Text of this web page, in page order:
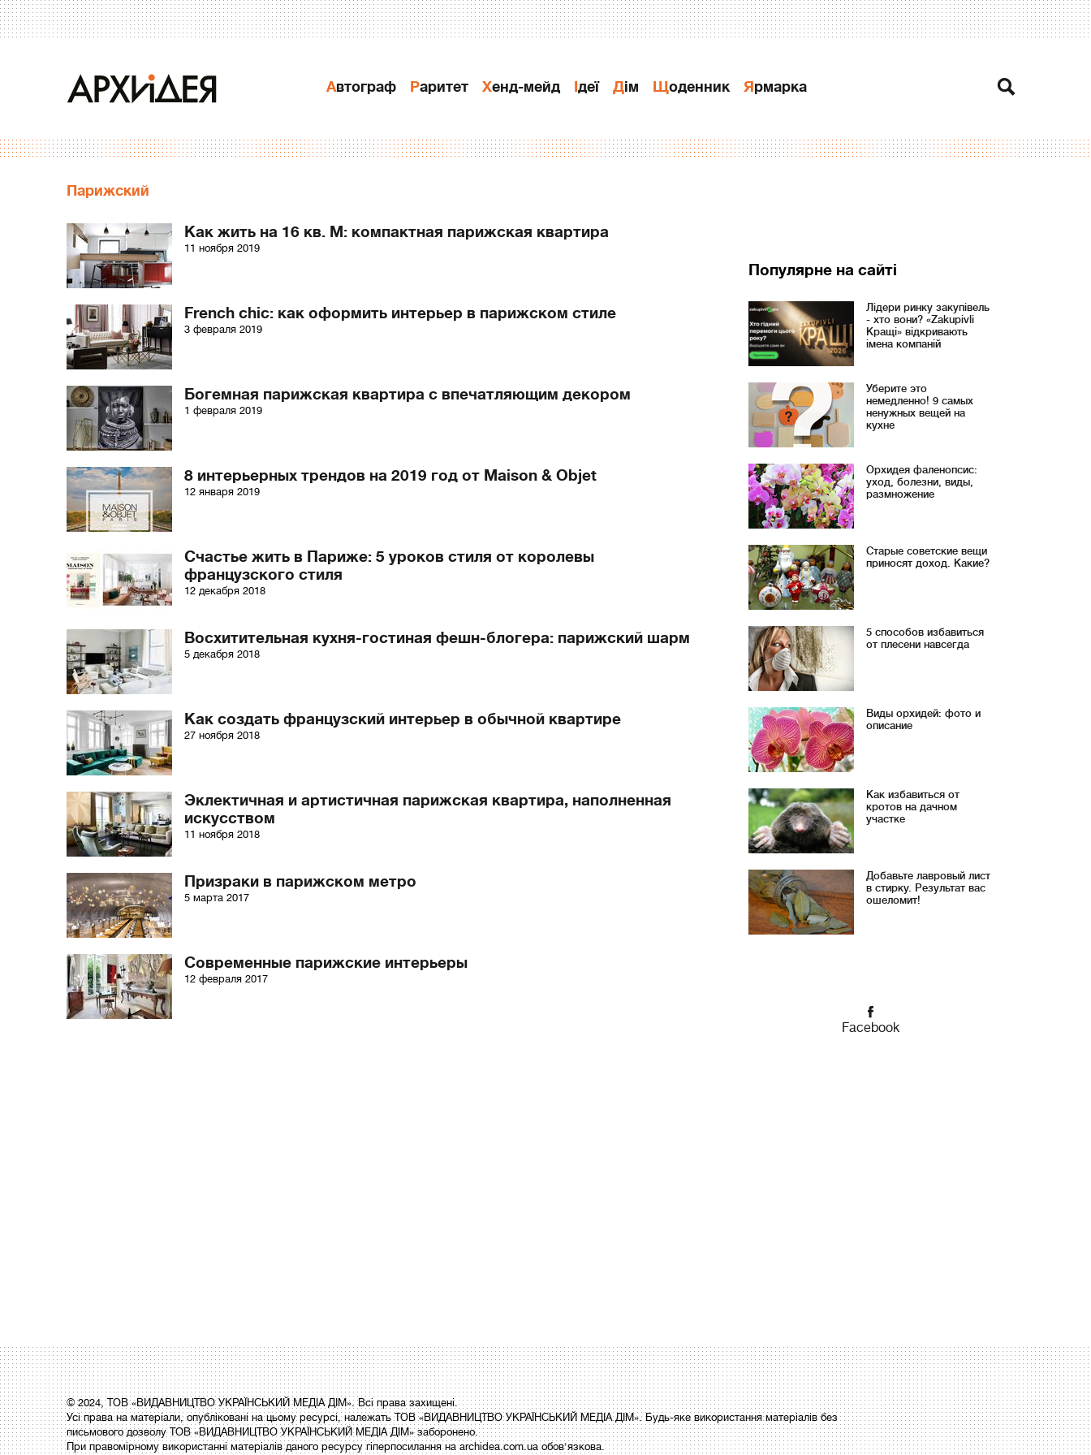
Автограф Раритет Хенд-мейд Ідеї Дiм Щоденник Ярмарка
Парижский
Как жить на 16 кв. М: компактная парижская квартира
11 ноября 2019
French chic: как оформить интерьер в парижском стиле
3 февраля 2019
Богемная парижская квартира с впечатляющим декором
1 февраля 2019
8 интерьерных трендов на 2019 год от Maison & Objet
12 января 2019
Счастье жить в Париже: 5 уроков стиля от королевы
французского стиля
12 декабря 2018
Восхитительная кухня-гостиная фешн-блогера: парижский шарм
5 декабря 2018
Как создать французский интерьер в обычной квартире
27 ноября 2018
Эклектичная и артистичная парижская квартира, наполненная
искусством
11 ноября 2018
Призраки в парижском метро
5 марта 2017
Современные парижские интерьеры
12 февраля 2017
Популярне на сайті
Лідери ринку закупівель
- хто вони? «Zakupivli
Кращі» відкривають
імена компаній
Уберите это
немедленно! 9 самых
ненужных вещей на
кухне
Орхидея фаленопсис:
уход, болезни, виды,
размножение
Старые советские вещи
приносят доход. Какие?
5 способов избавиться
от плесени навсегда
Виды орхидей: фото и
описание
Как избавиться от
кротов на дачном
участке
Добавьте лавровый лист
в стирку. Результат вас
ошеломит!
Facebook
© 2024, ТОВ «ВИДАВНИЦТВО УКРАЇНСЬКИЙ МЕДІА ДІМ». Всі права захищені.
Усі права на матеріали, опубліковані на цьому ресурсі, належать ТОВ «ВИДАВНИЦТВО УКРАЇНСЬКИЙ МЕДІА ДІМ». Будь-яке використання матеріалів без
письмового дозволу ТОВ «ВИДАВНИЦТВО УКРАЇНСЬКИЙ МЕДІА ДІМ» заборонено.
При правомірному використанні матеріалів даного ресурсу гіперпосилання на archidea.com.ua обов'язкова.